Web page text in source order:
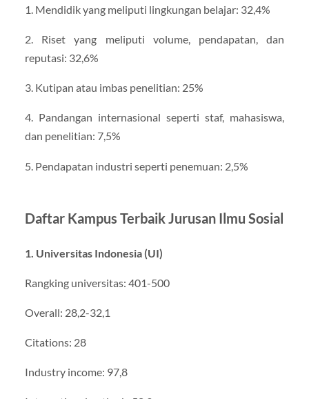
1. Mendidik yang meliputi lingkungan belajar: 32,4%
2. Riset yang meliputi volume, pendapatan, dan
reputasi: 32,6%
3. Kutipan atau imbas penelitian: 25%
4. Pandangan internasional seperti staf, mahasiswa,
dan penelitian: 7,5%
5. Pendapatan industri seperti penemuan: 2,5%
Daftar Kampus Terbaik Jurusan Ilmu Sosial
1. Universitas Indonesia (UI)
Rangking universitas: 401-500
Overall: 28,2-32,1
Citations: 28
Industry income: 97,8